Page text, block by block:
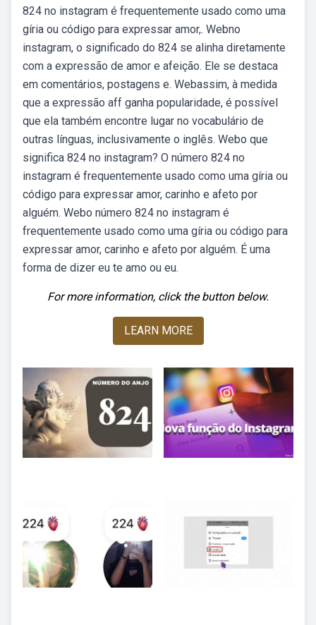
824 no instagram é frequentemente usado como uma
gíria ou código para expressar amor,. Webno
instagram, o significado do 824 se alinha diretamente
com a expressão de amor e afeição. Ele se destaca
em comentários, postagens e. Webassim, à medida
que a expressão aff ganha popularidade, é possível
que ela também encontre lugar no vocabulário de
outras línguas, inclusivamente o inglês. Webo que
significa 824 no instagram? O número 824 no
instagram é frequentemente usado como uma gíria ou
código para expressar amor, carinho e afeto por
alguém. Webo número 824 no instagram é
frequentemente usado como uma gíria ou código para
expressar amor, carinho e afeto por alguém. É uma
forma de dizer eu te amo ou eu.
For more information, click the button below.
LEARN MORE